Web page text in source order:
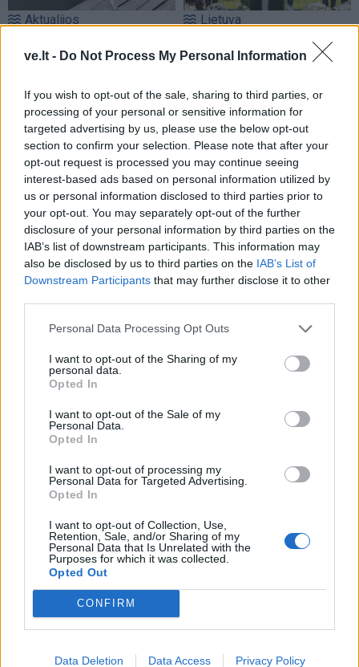
ve.lt - Do Not Process My Personal Information
If you wish to opt-out of the sale, sharing to third parties, or
processing of your personal or sensitive information for
targeted advertising by us, please use the below opt-out
section to confirm your selection. Please note that after your
opt-out request is processed you may continue seeing
interest-based ads based on personal information utilized by
us or personal information disclosed to third parties prior to
your opt-out. You may separately opt-out of the further
disclosure of your personal information by third parties on the
IAB’s list of downstream participants. This information may
also be disclosed by us to third parties on the IAB’s List of
Downstream Participants that may further disclose it to other
Personal Data Processing Opt Outs
I want to opt-out of the Sharing of my
personal data.
Opted In
I want to opt-out of the Sale of my
Personal Data.
Opted In
I want to opt-out of processing my
Personal Data for Targeted Advertising.
Opted In
I want to opt-out of Collection, Use,
Retention, Sale, and/or Sharing of my
Personal Data that Is Unrelated with the
Purposes for which it was collected.
Opted Out
CONFIRM
Data Deletion Data Access Privacy Policy
Aktualijos
uoste: išbandomas būdas
„žydėjimą“
Lietuva
nepriklausomos Lietuvos
poilsio (1)
Klaipėda
Patiltė keliaujantiems į
keltą bus atidaryta rudenį
Lietuva
Statybos inspekcija
Pinskų sodyboje nustatė
terasos
NAUJI